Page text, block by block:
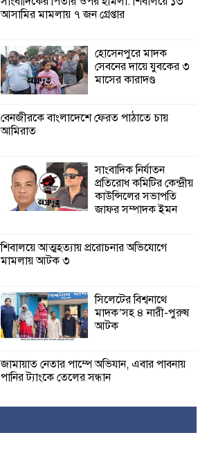
শ্যামনগরে জলবায়ু সহনশীল জনগোষ্ঠী গঠনে
বিনিময় সভা
শ্যামনগরে বনবিভাগ ও সিএমসির সাথে
জেলেদের মতবিনিময় সভা
আসামির মামলায় ৭ জন গ্রেপ্তার
হোসেনপুরে মাদক
সেবনের দায়ে যুবকের ৩
মাসের কারাদণ্ড
বেনজীরকে বাংলাদেশে ফেরত পাঠাতে চায়
আমিরাত
সাংবাদিক নির্যাতন
প্রতিরোধ কমিটির কেন্দ্রীয়
কাউন্সিলের সভাপতি
জাফর সম্পাদক ইমন
শিবালয়ে আত্মহত্যায় প্ররোচনার অভিযোগে
মামলায় আটক ৩
সিলেটের বিশ্বনাথে
মাদক’সহ ৪ নারী-পুরুষ
আটক
জামায়াত নেতার পাম্পে অভিযান, এবার পাবনায়
পানির ট্যাংকে তেলের সন্ধান